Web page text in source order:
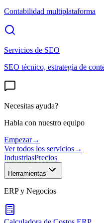
Contabilidad multiplataforma
Servicios de SEO
SEO técnico, estrategia de
Necesitas ayuda?
Habla con nuestro equipo
Empezar→
Ver todos los servicios→
IndustriasPrecios
Herramientas
ERP y Negocios